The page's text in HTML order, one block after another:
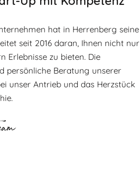
hat in Herrenberg seine
seit 2016 daran, Ihnen nicht nur
Erlebnisse zu bieten. Die
persönliche Beratung unserer
unser Antrieb und das Herzstück